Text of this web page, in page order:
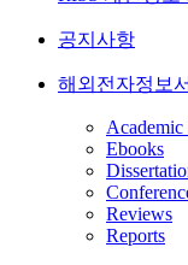
공지사항
해외전자정보
Academic
Ebooks
Reviews
Reports